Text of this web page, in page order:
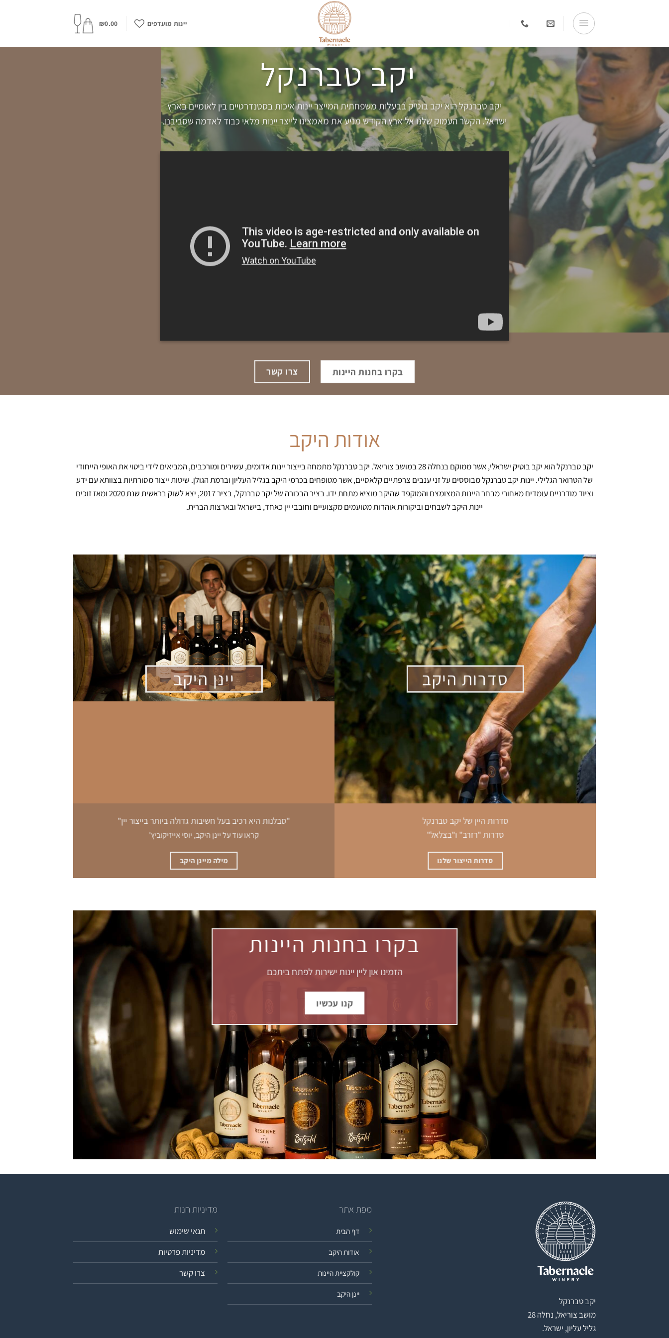
יינות מועדפים ₪0.00
יקב טברנקל
יקב טברנקל הוא יקב בוטיק בבעלות משפחתית המייצר יינות איכות בסטנדרטיים בין לאומיים בארץ
ישראל. הקשר העמוק שלנו אל ארץ הקודש מניע את מאמצינו לייצר יינות מלאי כבוד לאדמה שסביבנו.
בקרו בחנות היינות צרו קשר
אודות היקב
יקב טברנקל הוא יקב בוטיק ישראלי, אשר ממוקם בנחלה 28 במושב צוריאל. יקב טברנקל מתמחה בייצור יינות אדומים, עשירים ומורכבים, המביאים לידי ביטוי את האופי הייחודי
של הטרואר הגלילי. יינות יקב טברנקל מבוססים על זני ענבים צרפתיים קלאסיים, אשר מטופחים בכרמי היקב בגליל העליון וברמת הגולן. שיטות ייצור מסורתיות בצוותא עם ידע
וציוד מודרניים עומדים מאחורי מבחר היינות המצומצם והמוקפד שהיקב מוציא מתחת ידו. בציר הבכורה של יקב טברנקל, בציר 2017, יצא לשוק בראשית שנת 2020 ומאז זוכים
יינות היקב לשבחים וביקורות אוהדות מטועמים מקצועיים וחובבי יין כאחד, בישראל ובארצות הברית.
סדרות היקב
סדרות היין של יקב טברנקל
סדרות "רזרב" ו"בצלאל"
סדרות הייצור שלנו
יינן היקב
"סבלנות היא רכיב בעל חשיבות גדולה ביותר בייצור יין"
קראו עוד על יינן היקב, יוסי אייזיקוביץ'
מילה מיינן היקב
בקרו בחנות היינות
הזמינו און ליין יינות ישירות לפתח ביתכם
קנו עכשיו
יקב טברנקל
מושב צוריאל, נחלה 28
גליל עליון, ישראל.
מפת אתר
דף הבית
אודות היקב
קולקציית היינות
יינן היקב
מדיניות חנות
תנאי שימוש
מדיניות פרטיות
צרו קשר